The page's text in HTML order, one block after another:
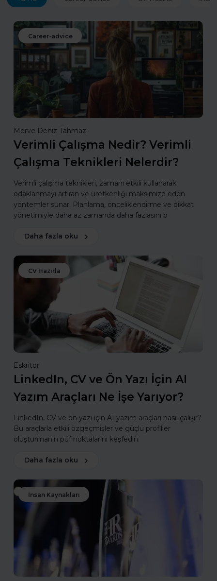
Career-advice
Merve Deniz Tahmaz
Verimli Çalışma Nedir? Verimli
Çalışma Teknikleri Nelerdir?
Verimli çalışma teknikleri, zamanı etkili kullanarak
odaklanmayı artıran ve üretkenliği maksimize eden
yöntemler sunar. Planlama, önceliklendirme ve dikkat
yönetimiyle daha az zamanda daha fazlasını b
Daha fazla oku
CV Hazırla
Eskritor
LinkedIn, CV ve Ön Yazı İçin AI
Yazım Araçları Ne İşe Yarıyor?
LinkedIn, CV ve ön yazı için AI yazım araçları nasıl çalışır?
Bu araçlarla etkili özgeçmişler ve güçlü profiller
oluşturmanın püf noktalarını keşfedin.
Daha fazla oku
İnsan Kaynakları